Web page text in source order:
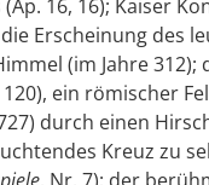
(Ap. 16, 16); Kaiser
Erscheinung des
(im Jahre 312);
120), ein römischer
durch einen
Kreuz zu